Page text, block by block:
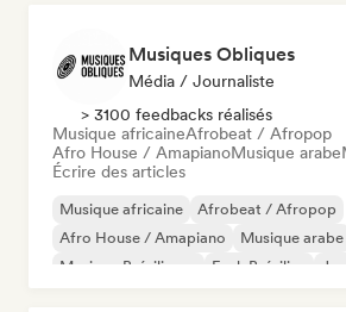
Musiques Obliques
Média / Journaliste
> 3100 feedbacks réalisés
Musique africaineAfrobeat / Afropop
Afro House / AmapianoMusique arabe
Écrire des articles
Musique africaine
Afrobeat / Afropop
Afro House / Amapiano
Musique arabe
Musique Brésilienne
Funk Brésilien